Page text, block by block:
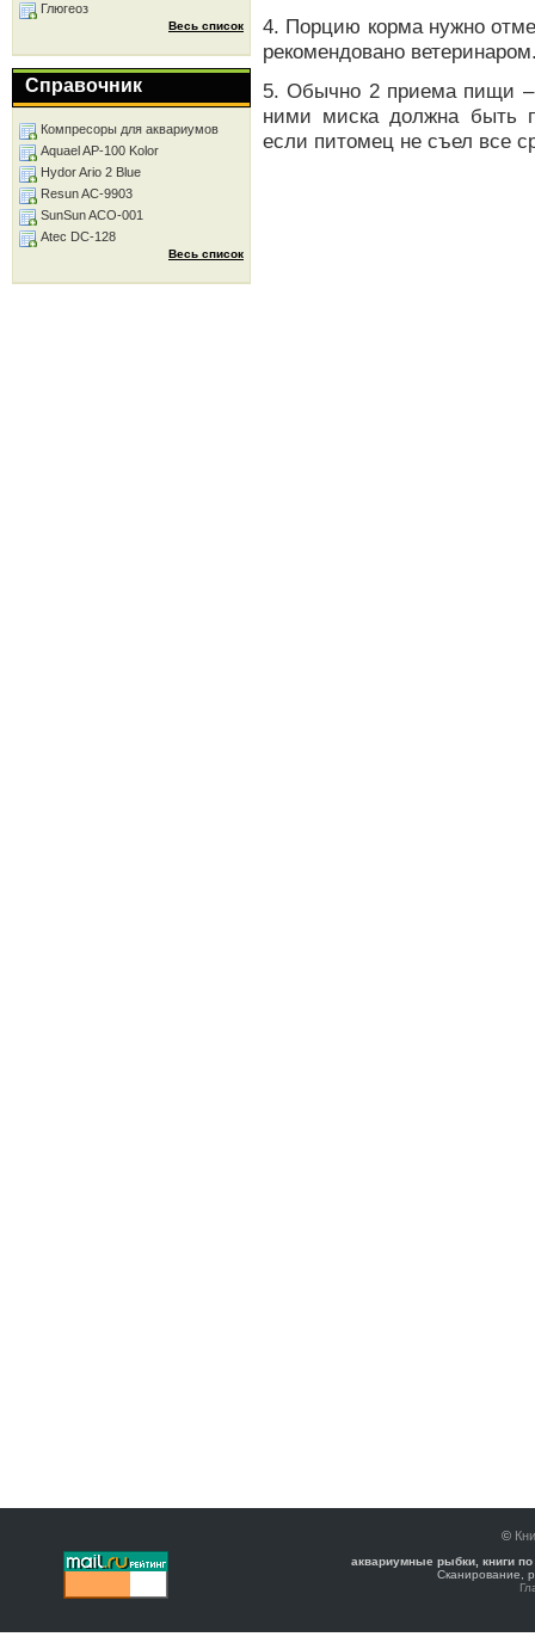
4. Порцию корма нужно
рекомендовано
5. Обычно 2 приема пищи –
ними миска должна быть
если питомец не съел все
Глюгеоз
Весь список
Справочник
Компресоры для аквариумов
Aquael AP-100 Kolor
Hydor Ario 2 Blue
Resun AC-9903
SunSun ACO-001
Atec DC-128
Весь список
©
аквариумные рыбки, книги
Сканирование,